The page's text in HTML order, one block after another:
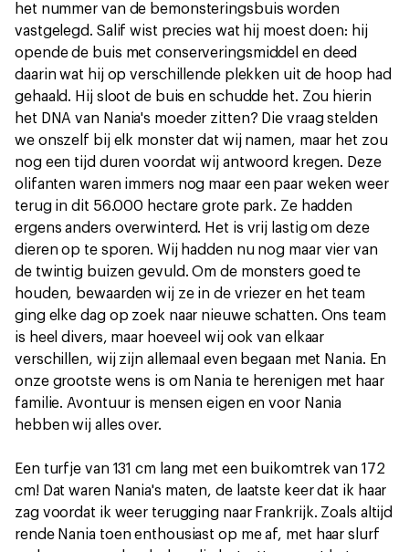
het nummer van de bemonsteringsbuis worden
vastgelegd. Salif wist precies wat hij moest doen: hij
opende de buis met conserveringsmiddel en deed
daarin wat hij op verschillende plekken uit de hoop had
gehaald. Hij sloot de buis en schudde het. Zou hierin
het DNA van Nania's moeder zitten? Die vraag stelden
we onszelf bij elk monster dat wij namen, maar het zou
nog een tijd duren voordat wij antwoord kregen. Deze
olifanten waren immers nog maar een paar weken weer
terug in dit 56.000 hectare grote park. Ze hadden
ergens anders overwinterd. Het is vrij lastig om deze
dieren op te sporen. Wij hadden nu nog maar vier van
de twintig buizen gevuld. Om de monsters goed te
houden, bewaarden wij ze in de vriezer en het team
ging elke dag op zoek naar nieuwe schatten. Ons team
is heel divers, maar hoeveel wij ook van elkaar
verschillen, wij zijn allemaal even begaan met Nania. En
onze grootste wens is om Nania te herenigen met haar
familie. Avontuur is mensen eigen en voor Nania
hebben wij alles over.
Een turfje van 131 cm lang met een buikomtrek van 172
cm! Dat waren Nania's maten, de laatste keer dat ik haar
zag voordat ik weer terugging naar Frankrijk. Zoals altijd
rende Nania toen enthousiast op me af, met haar slurf